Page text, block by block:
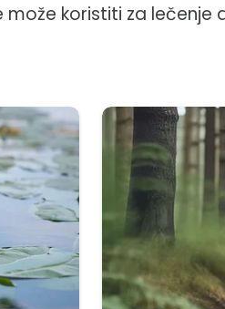
koristiti za lečenje